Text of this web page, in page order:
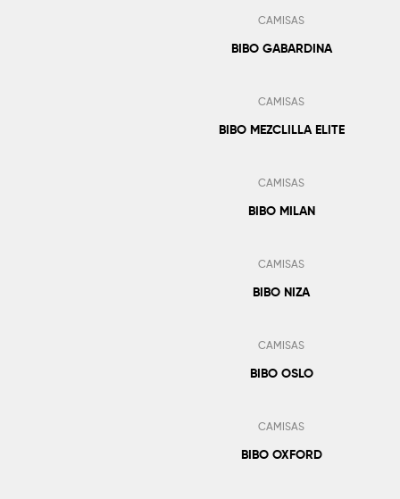
CAMISAS
BIBO GABARDINA
CAMISAS
BIBO MEZCLILLA ELITE
CAMISAS
BIBO MILAN
CAMISAS
BIBO NIZA
CAMISAS
BIBO OSLO
CAMISAS
BIBO OXFORD